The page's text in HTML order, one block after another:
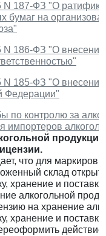
187-ФЗ "О
на
186-ФЗ "О
185-ФЗ "О
Федерации"
контролю за
что для
склад
хранение и
алкогольной
на хранение
хранение и
действие